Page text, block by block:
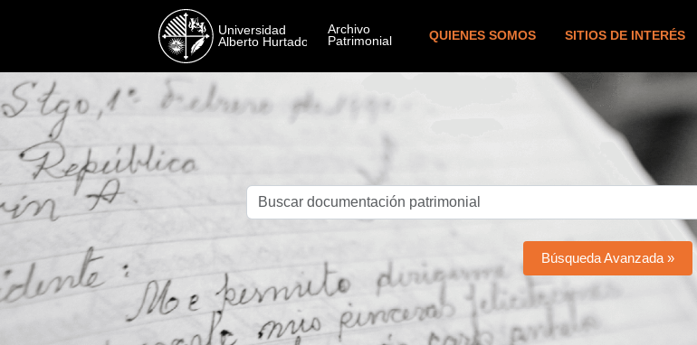
QUIENES SOMOS SITIOS DE INTERÉS
Búsqueda Avanzada »